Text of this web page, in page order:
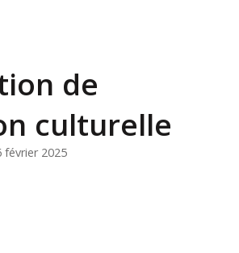
de
culturelle
février 2025